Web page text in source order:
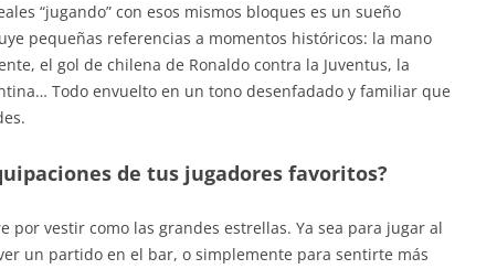
“jugando” con esos mismos bloques es un sueño
pequeñas referencias a momentos históricos: la mano
el gol de chilena de Ronaldo contra la Juventus, la
Todo envuelto en un tono desenfadado y familiar que
de tus jugadores favoritos?
por vestir como las grandes estrellas. Ya sea para jugar al
un partido en el bar, o simplemente para sentirte más